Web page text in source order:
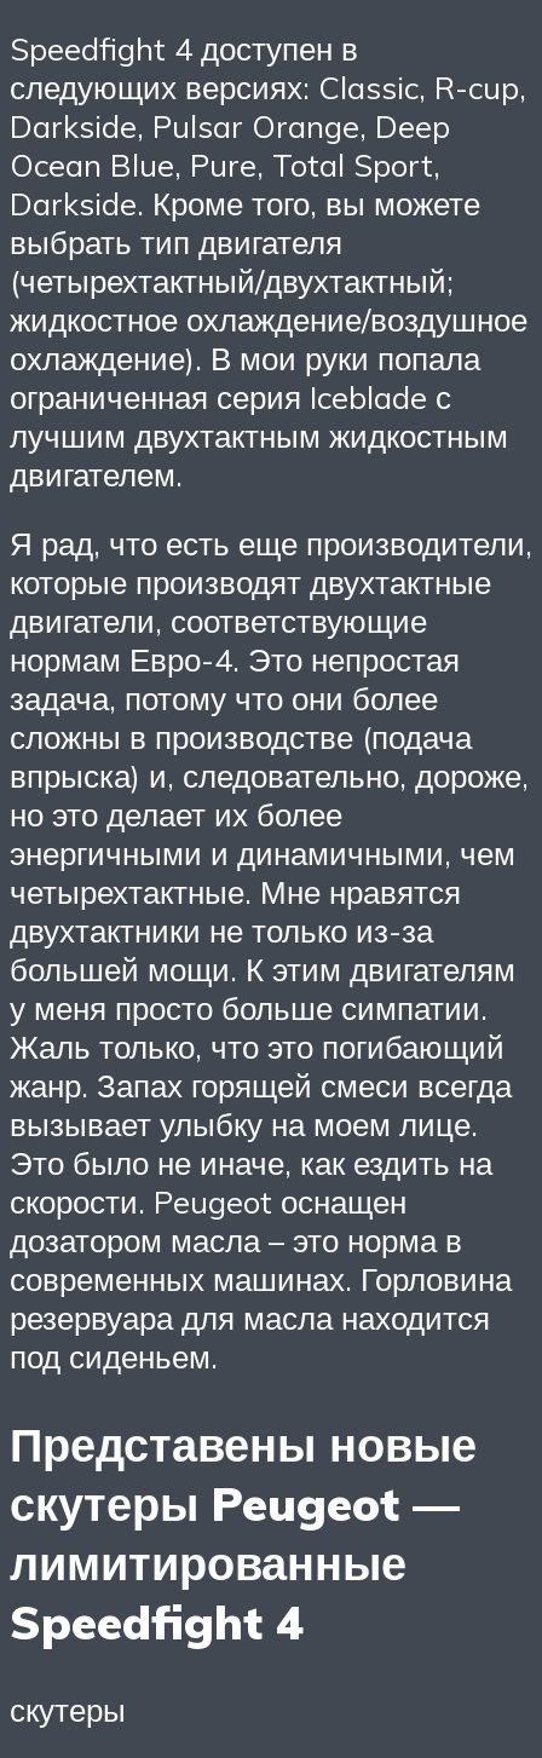
Speedfight 4 доступен в
следующих версиях: Classic, R-cup,
Darkside, Pulsar Orange, Deep
Ocean Blue, Pure, Total Sport,
Darkside. Кроме того, вы можете
выбрать тип двигателя
(четырехтактный/двухтактный;
жидкостное охлаждение/воздушное
охлаждение). В мои руки попала
ограниченная серия Iceblade с
лучшим двухтактным жидкостным
двигателем.
Я рад, что есть еще производители,
которые производят двухтактные
двигатели, соответствующие
нормам Евро-4. Это непростая
задача, потому что они более
сложны в производстве (подача
впрыска) и, следовательно, дороже,
но это делает их более
энергичными и динамичными, чем
четырехтактные. Мне нравятся
двухтактники не только из-за
большей мощи. К этим двигателям
у меня просто больше симпатии.
Жаль только, что это погибающий
жанр. Запах горящей смеси всегда
вызывает улыбку на моем лице.
Это было не иначе, как ездить на
скорости. Peugeot оснащен
дозатором масла – это норма в
современных машинах. Горловина
резервуара для масла находится
под сиденьем.
Представены новые
скутеры Peugeot —
лимитированные
Speedfight 4
скутеры